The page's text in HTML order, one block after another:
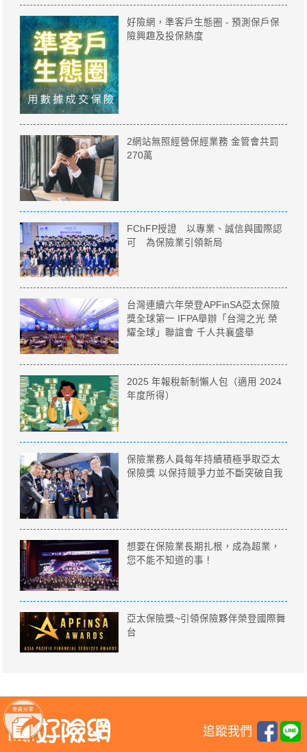
好險網，準客戶生態圈 - 預測保戶保
險興趣及投保熱度
2網站無照經營保經業務 金管會共罰
270萬
FChFP授證 以專業、誠信與國際認
可 為保險業引領新局
台灣連續六年榮登APFinSA亞太保險
獎全球第一 IFPA舉辦「台灣之光 榮
耀全球」聯誼會 千人共襄盛舉
2025 年報稅新制懶人包（適用 2024
年度所得）
保險業務人員每年持續積極爭取亞太
保險獎 以保持競爭力並不斷突破自我
想要在保險業長期扎根，成為超業，
您不能不知道的事！
亞太保險獎~引領保險夥伴榮登國際舞
台
追蹤我們